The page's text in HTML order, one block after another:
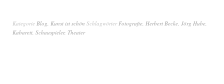
Kategorie Blog Kunst ist schön Schlagwörter Fotografie Herbert Becke Jörg Hube
Kabarett Schauspieler, Theater